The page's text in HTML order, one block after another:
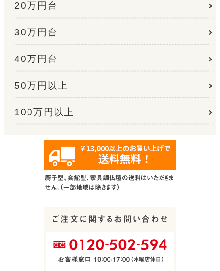
20万円台
30万円台
40万円台
50万円以上
100万円以上